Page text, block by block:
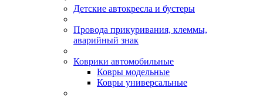
Детские автокресла и бустеры
Провода прикуривания, клеммы,
аварийный знак
Коврики автомобильные
Ковры модельные
Ковры универсальные